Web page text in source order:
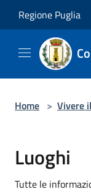
Regione Puglia
Home > Vivere
Luoghi
Tutte le